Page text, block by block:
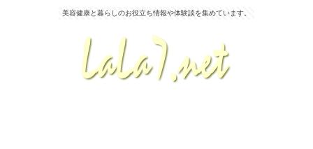
美容健康と暮らしのお役立ち情報や体験談を集めています。